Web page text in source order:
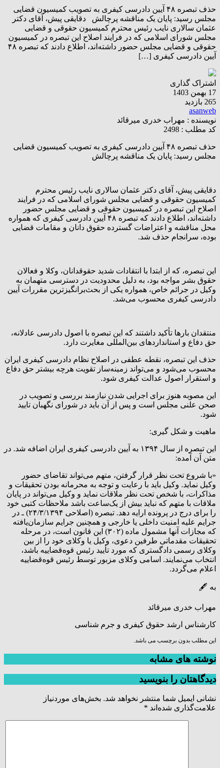
حذف تبصره ۴۸ آیین دادرسی کیفری به تصویب کمیسیون قضایی
مجلس رسید: پایان یک مناقشه پرچالش دقایقی پیش، آقای دکتر
عثمان سالاری نایب رئیس محترم کمیسیون حقوقی و قضایی
مجلس شورای اسلامی که در فرایند اصلاح این تبصره در کمیسیون
حقوقی و قضایی مجلس حضور داشته‌اند، اطلاع دادند که تبصره ۴۸
آیین دادرسی کیفری […]
اشتراک گذاری
17 بهمن 1403
265 بازدید
asanweb
نویسنده : مهراب خدری میرقائد
کد مطلب : 2498
حذف تبصره ۴۸ آیین دادرسی کیفری به تصویب کمیسیون قضایی
مجلس رسید: پایان یک مناقشه پرچالش
دقایقی پیش، آقای دکتر عثمان سالاری نایب رئیس محترم
کمیسیون حقوقی و قضایی مجلس شورای اسلامی که در فرایند
اصلاح این تبصره در کمیسیون حقوقی و قضایی مجلس حضور
داشته‌اند، اطلاع دادند که تبصره ۴۸ آیین دادرسی کیفری که همواره
محل مناقشه و اعتراضات گسترده حقوق دانان و مقامات قضایی
بوده، سرانجام حذف شد.
این تبصره، که از ابتدا با انتقادات شدید حقوقدانان، وکلا و فعالان
حقوق بشر مواجه بود، به دلیل محدودیت در دسترسی متهمان به
وکیل در جرائم خاص، همواره یکی از بحث‌برانگیزترین مقررات آیین
دادرسی کیفری محسوب می‌شد.
منتقدان بارها تأکید داشتند که این تبصره با اصول دادرسی عادلانه،
حق دفاع و استانداردهای بین‌المللی مغایرت دارد.
حذف این تبصره، نقطه عطفی در اصلاح نظام دادرسی کیفری ایران
محسوب می‌شود و می‌تواند زمینه‌ساز تقویت هرچه بیشتر حق دفاع
و استقرار اصول عدالت کیفری شود.
این مصوبه هنوز برای اجرایی شدن نیازمند بررسی و تصویب در
صحن علنی مجلس است و پس از آن باید در شورای نگهبان تایید
شود.
ماهیت و شکل گیری:
این تبصره از سال ۱۳۹۴ به آیین دادرسی کیفری ایران اضافه شد. در
متن آن آمده:
«با شروع تحت نظر قرار گرفتن، متهم می‌تواند تقاضای حضور
وکیل نماید. وکیل باید با رعایت و توجه به محرمانه بودن تحقیقات و
مذاکرات، با شخص تحت نظر ملاقات نماید و وکیل می‌تواند در پایان
ملاقات با متهم که نباید بیش از یک‌ساعت باشد ملاحظات کتبی خود
را برای درج در پرونده ارایه دهد. تبصره (اصلاحی ۲۴/۳/۱۳۹۴) ـ در
جرایم علیه امنیت داخلی یا خارجی و همچنین جرایم سازمان‌یافته
که مجازات آنها مشمول ماده (۳۰۲) این قانون است، در مرحله
تحقیقات مقدماتی طرفین دعوی، وکیل یا وکلای خود را از بین
وکلای رسمی دادگستری که مورد تأیید رئیس قوه‌قضاییه باشد،
انتخاب می‌نمایند. اسامی وکلای مزبور توسط رئیس قوه‌قضاییه
اعلام می‌گردد.
به 🖋
مهراب خدری میرقائد
کارشناس ارشد حقوق کیفری و جرم شناسی
این مطلب بدون برچسب می باشد.
نوشته های مشابه
دیدگاهتان را بنویسید
نشانی ایمیل شما منتشر نخواهد شد. بخش‌های موردنیاز
علامت‌گذاری شده‌اند *